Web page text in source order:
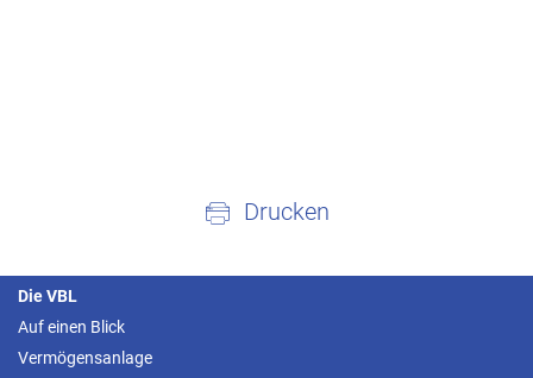
Drucken
Die VBL
Auf einen Blick
Vermögensanlage